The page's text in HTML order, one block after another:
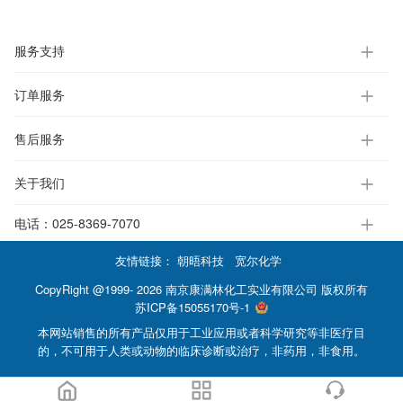
服务支持
订单服务
售后服务
关于我们
电话： 025-8369-7070
友情链接： 朝晤科技
宽尔化学
CopyRight @1999- 2026 南京康满林化工实业有限公司 版权所有
苏ICP备15055170号-1
本网站销售的所有产品仅用于工业应用或者科学研究等非医疗目
的，不可用于人类或动物的临床诊断或治疗，非药用，非食用。